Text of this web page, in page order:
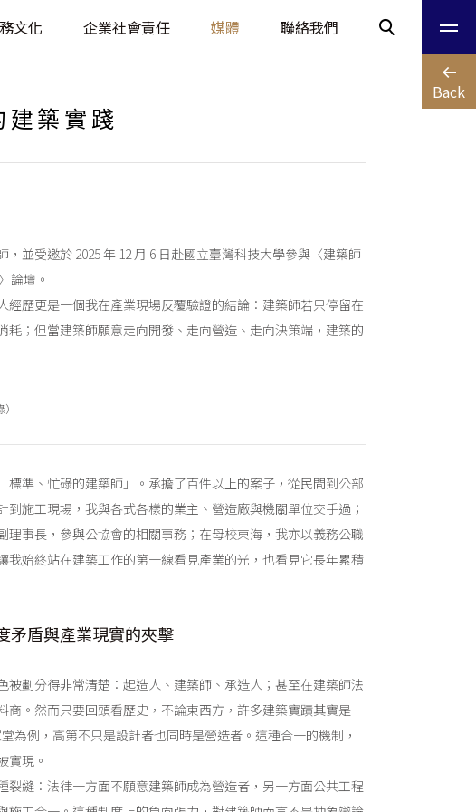
文化 企業社會責任 媒體 聯絡我們
築實踐
並受邀於 2025 年 12 月 6 日赴國立臺灣科技大學參與〈建築師
論壇。
經歷更是一個我在產業現場反覆驗證的結論：建築師若只停留在
耗；但當建築師願意走向開發、走向營造、走向決策端，建築的
標準、忙碌的建築師」。承擔了百件以上的案子，從民間到公部
到施工現場，我與各式各樣的業主、營造廠與機關單位交手過；
理事長，參與公協會的相關事務；在母校東海，我亦以義務公職
我始終站在建築工作的第一線看見產業的光，也看見它長年累積
矛盾與產業現實的夾擊
被劃分得非常清楚：起造人、建築師、承造人；甚至在建築師法
商。然而只要回頭看歷史，不論東西方，許多建築實蹟其實是
為例，高第不只是設計者也同時是營造者。這種合一的機制，
實現。
裂縫：法律一方面不願意建築師成為營造者，另一方面公共工程
Back